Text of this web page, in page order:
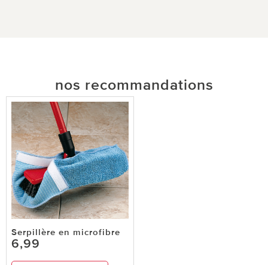
nos recommandations
Serpillère en microfibre
6,99